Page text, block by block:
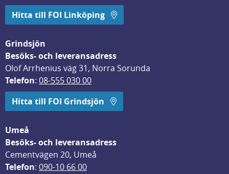
Hitta till FOI Linköping
Grindsjön
Besöks- och leveransadress
Olof Arrhenius väg 31, Norra Sorunda
Telefon: 08-555 030 00
Hitta till FOI Grindsjön
Umeå
Besöks- och leveransadress
Cementvägen 20, Umeå
Telefon: 090-10 66 00